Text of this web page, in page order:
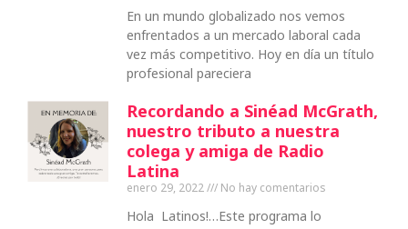
En un mundo globalizado nos vemos
enfrentados a un mercado laboral cada
vez más competitivo. Hoy en día un título
profesional pareciera
Recordando a Sinéad McGrath,
nuestro tributo a nuestra
colega y amiga de Radio
Latina
enero 29, 2022 No hay comentarios
Hola Latinos!…Este programa lo